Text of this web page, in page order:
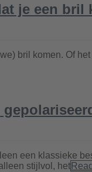
je een bril
bril komen. Of
een klassieke
stijlvol, het